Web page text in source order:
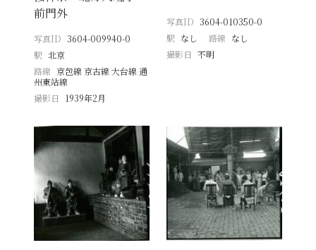
前門外
写真ID 3604-009940-0
駅 北京
路線 京包線 京古線 大台線 通
州東站線
撮影日
1939年2月
写真ID 3604-010350-0
駅 なし 路線 なし
撮影日 不明